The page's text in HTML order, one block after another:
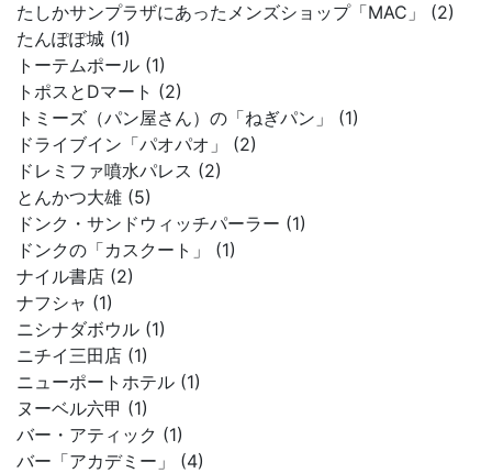
たしかサンプラザにあったメンズショップ「MAC」 (2)
たんぽぽ城 (1)
トーテムポール (1)
トポスとDマート (2)
トミーズ（パン屋さん）の「ねぎパン」 (1)
ドライブイン「パオパオ」 (2)
ドレミファ噴水パレス (2)
とんかつ大雄 (5)
ドンク・サンドウィッチパーラー (1)
ドンクの「カスクート」 (1)
ナイル書店 (2)
ナフシャ (1)
ニシナダボウル (1)
ニチイ三田店 (1)
ニューポートホテル (1)
ヌーベル六甲 (1)
バー・アティック (1)
バー「アカデミー」 (4)